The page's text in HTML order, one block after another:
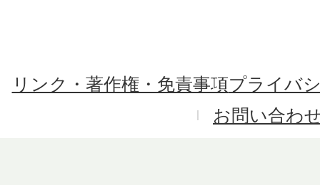
リンク・著作権・免責事項プライバ
お問い合わ